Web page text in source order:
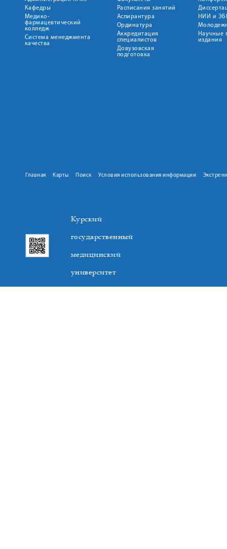
Кафедры
Медико-
фармацевтический
колледж
Система менеджмента
качества
Расписания занятий
Аспирантура
Ординатура
Аккредитация
специалистов
Довузовская
подготовка
НИИ и
Научные
издания
Главная Карты Поиск Условия использования информации
Курский
государственный
медицинский
университет